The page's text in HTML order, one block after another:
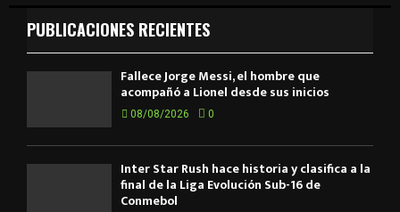
PUBLICACIONES RECIENTES
Fallece Jorge Messi, el hombre que
acompañó a Lionel desde sus inicios
08/08/2026 0
Inter Star Rush hace historia y clasifica a la
final de la Liga Evolución Sub-16 de
Conmebol